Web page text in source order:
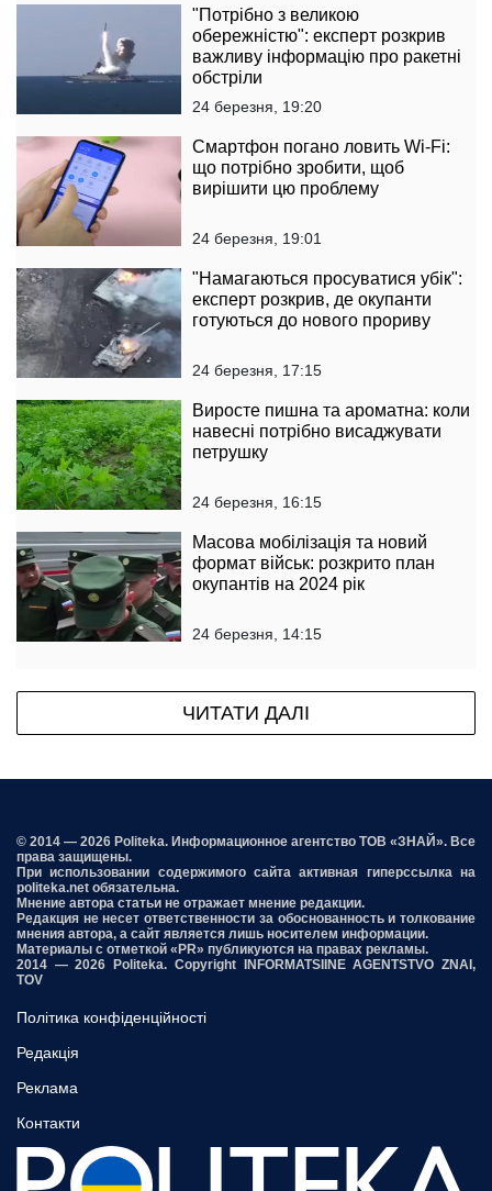
"Потрібно з великою
обережністю": експерт розкрив
важливу інформацію про ракетні
обстріли
24 березня, 19:20
Смартфон погано ловить Wi-Fi:
що потрібно зробити, щоб
вирішити цю проблему
24 березня, 19:01
"Намагаються просуватися убік":
експерт розкрив, де окупанти
готуються до нового прориву
24 березня, 17:15
Виросте пишна та ароматна: коли
навесні потрібно висаджувати
петрушку
24 березня, 16:15
Масова мобілізація та новий
формат військ: розкрито план
окупантів на 2024 рік
24 березня, 14:15
ЧИТАТИ ДАЛІ
© 2014 — 2026 Politeka. Информационное агентство ТОВ «ЗНАЙ». Все
права защищены.
При использовании содержимого сайта активная гиперссылка на
politeka.net обязательна.
Мнение автора статьи не отражает мнение редакции.
Редакция не несет ответственности за обоснованность и толкование
мнения автора, а сайт является лишь носителем информации.
Материалы с отметкой «PR» публикуются на правах рекламы.
2014 — 2026 Politeka. Copyright INFORMATSIINE AGENTSTVO ZNAI,
TOV
Політика конфіденційності
Редакція
Реклама
Контакти